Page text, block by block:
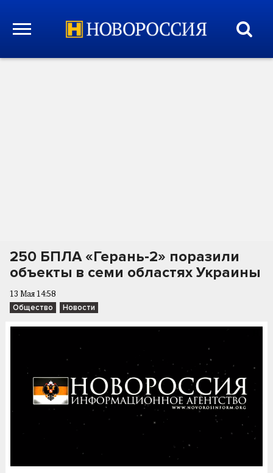
250 БПЛА «Герань-2» поразили
объекты в семи областях Украины
13 Мая 14:58
Общество Новости